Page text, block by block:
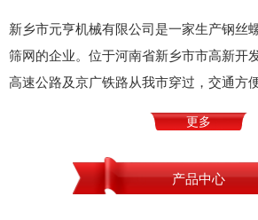
新乡市元亨机械有限公司是一家生产钢丝
筛网的企业。位于河南省新乡市市高新开
高速公路及京广铁路从我市穿过，交通方便
更多
产品中心